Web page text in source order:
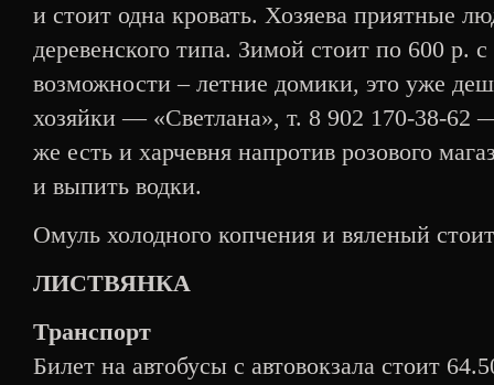
и стоит одна кровать. Хозяева приятные
деревенского типа. Зимой стоит по 600 р.
возможности – летние домики, это уже
хозяйки — «Светлана», т. 8 902 170-38-62
же есть и харчевня напротив розового
и выпить водки.
Омуль холодного копчения и вяленый
ЛИСТВЯНКА
Транспорт
Билет на автобусы с автовокзала стоит